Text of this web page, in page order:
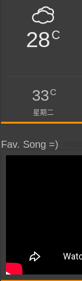
28C
33C
星期二
Fav. Song =)